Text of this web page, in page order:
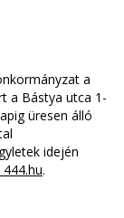
a
a Bástya utca 1-
üresen álló
idején
.